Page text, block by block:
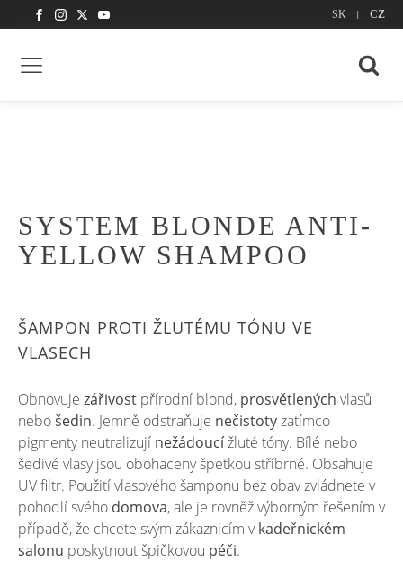
SK | CZ
SYSTEM BLONDE ANTI-
YELLOW SHAMPOO
ŠAMPON PROTI ŽLUTÉMU TÓNU VE
VLASECH
Obnovuje zářivost přírodní blond, prosvětlených vlasů
nebošedin. Jemně odstraňuje nečistotyzatímco
pigmenty neutralizují nežádoucížluté tóny. Bílé nebo
šedivé vlasy jsou obohaceny špetkou stříbrné. Obsahuje
UV filtr. Použití vlasového šamponu bez obav zvládnete v
pohodlí svého domova, ale je rovněž výborným řešením v
případě, že chcete svým zákaznicím vkadeřnickém
salonu poskytnout špičkovou péči.